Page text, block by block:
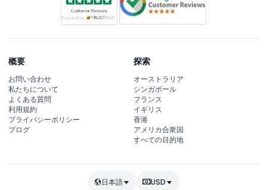
概要
お問い合わせ
私たちについて
よくある質問
利用規約
プライバシーポリシー
ブログ
探索
オーストラリア
シンガポール
フランス
イギリス
香港
アメリカ合衆国
すべての目的地
日本語 USD